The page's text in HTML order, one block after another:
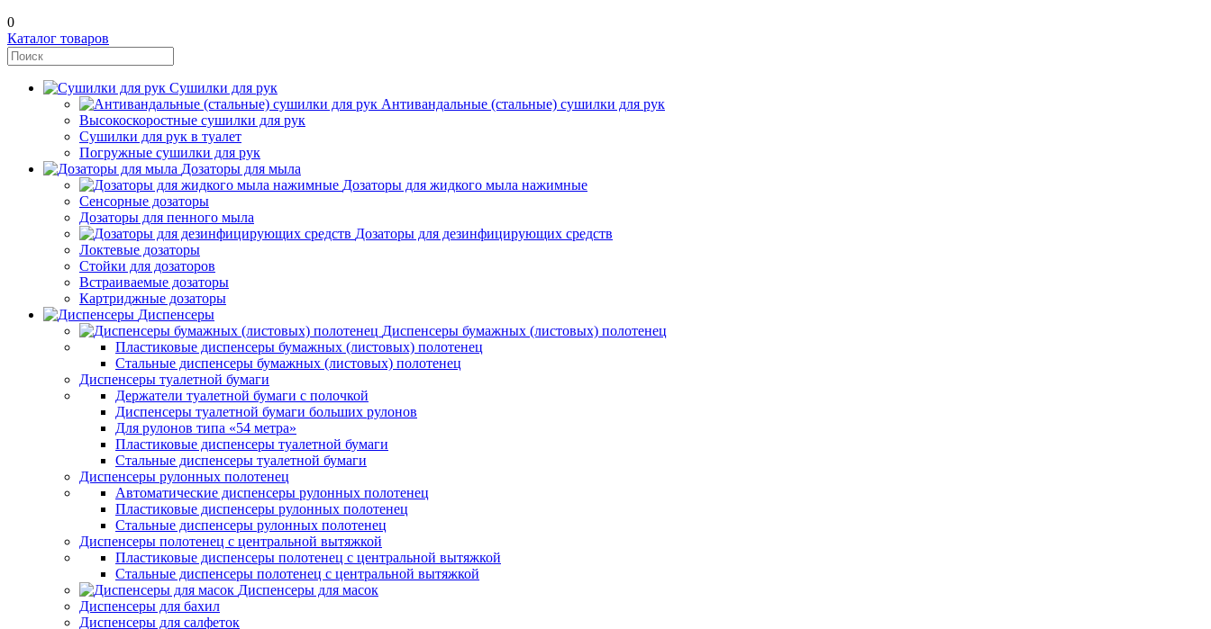
0
Каталог товаров
Сушилки для рук
Антивандальные (стальные) сушилки для рук
Высокоскоростные сушилки для рук
Сушилки для рук в туалет
Погружные сушилки для рук
Дозаторы для мыла
Дозаторы для жидкого мыла нажимные
Сенсорные дозаторы
Дозаторы для пенного мыла
Дозаторы для дезинфицирующих средств
Локтевые дозаторы
Стойки для дозаторов
Встраиваемые дозаторы
Картриджные дозаторы
Диспенсеры
Диспенсеры бумажных (листовых) полотенец
Пластиковые диспенсеры бумажных (листовых) полотенец
Стальные диспенсеры бумажных (листовых) полотенец
Диспенсеры туалетной бумаги
Держатели туалетной бумаги с полочкой
Диспенсеры туалетной бумаги больших рулонов
Для рулонов типа «54 метра»
Пластиковые диспенсеры туалетной бумаги
Стальные диспенсеры туалетной бумаги
Диспенсеры рулонных полотенец
Автоматические диспенсеры рулонных полотенец
Пластиковые диспенсеры рулонных полотенец
Стальные диспенсеры рулонных полотенец
Диспенсеры полотенец с центральной вытяжкой
Пластиковые диспенсеры полотенец с центральной вытяжкой
Стальные диспенсеры полотенец с центральной вытяжкой
Диспенсеры для масок
Диспенсеры для бахил
Диспенсеры для салфеток